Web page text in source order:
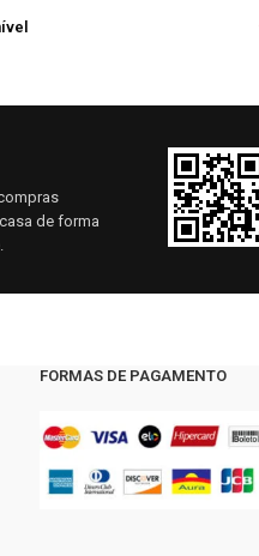
de forma
FORMAS DE PAGAMENTO